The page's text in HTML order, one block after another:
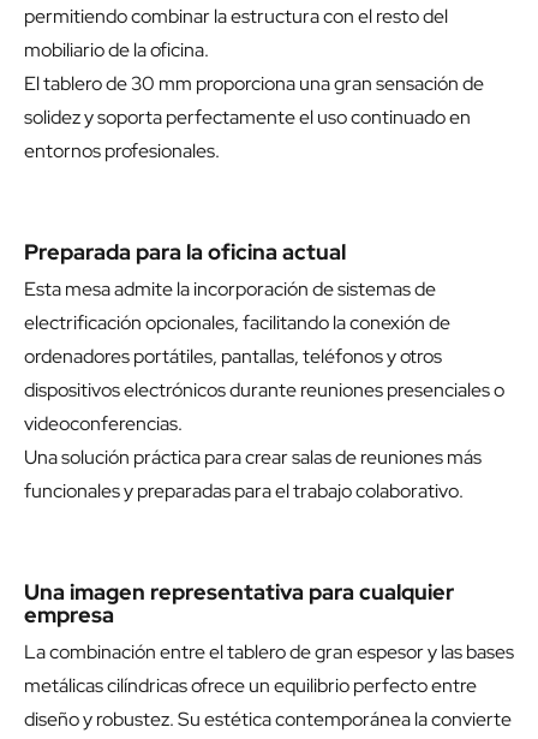
permitiendo combinar la estructura con el resto del
mobiliario de la oficina.
El tablero de 30 mm proporciona una gran sensación de
solidez y soporta perfectamente el uso continuado en
entornos profesionales.
Preparada para la oficina actual
Esta mesa admite la incorporación de sistemas de
electrificación opcionales, facilitando la conexión de
ordenadores portátiles, pantallas, teléfonos y otros
dispositivos electrónicos durante reuniones presenciales o
videoconferencias.
Una solución práctica para crear salas de reuniones más
funcionales y preparadas para el trabajo colaborativo.
Una imagen representativa para cualquier
empresa
La combinación entre el tablero de gran espesor y las bases
metálicas cilíndricas ofrece un equilibrio perfecto entre
diseño y robustez. Su estética contemporánea la convierte